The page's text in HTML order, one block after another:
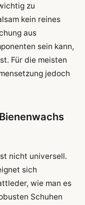
zu
kein reines
aus
sein kann,
Für die meisten
jedoch
nicht universell.
sich
wie man es
Schuhen